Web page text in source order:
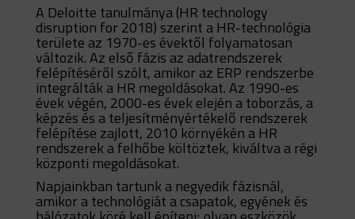
A Deloitte tanulmánya (HR technology
disruption for 2018) szerint a HR-technológia
területe az 1970-es évektől folyamatosan
változik. Az első fázis az adatrendszerek
felépítéséről szólt, amikor az ERP rendszerbe
integrálták a HR megoldásokat. Az 1990-es
évek végén, 2000-es évek elején a toborzás, a
képzés és a teljesítményértékelő rendszerek
felépítése zajlott, 2010 környékén a HR
rendszerek a felhőbe költöztek, kiváltva a régi
központi megoldásokat.
Napjainkban tartunk a negyedik fázisnál,
amikor a technológiát a csapatok, egyének és